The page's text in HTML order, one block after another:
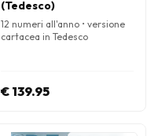
(Tedesco)
12 numeri all'anno • versione
cartacea in Tedesco
€ 139.95